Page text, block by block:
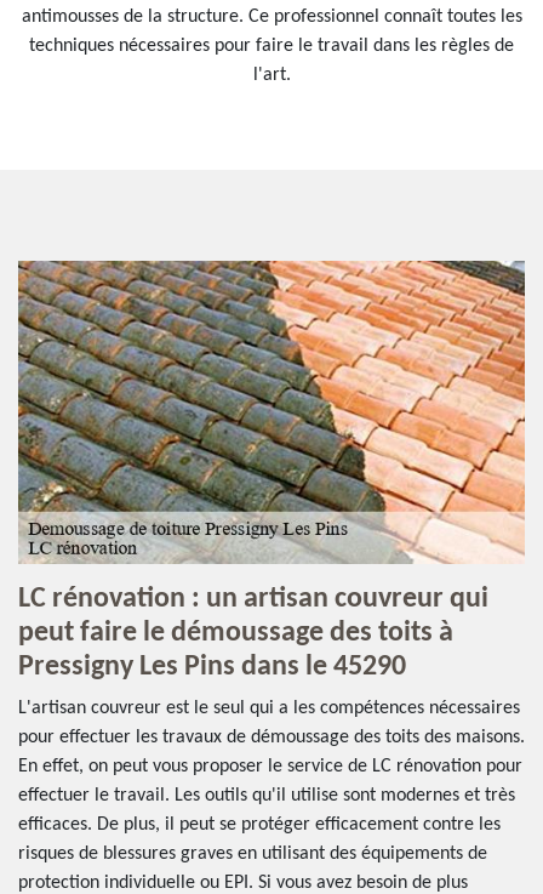
antimousses de la structure. Ce professionnel connaît toutes les
techniques nécessaires pour faire le travail dans les règles de
l'art.
LC rénovation : un artisan couvreur qui
peut faire le démoussage des toits à
Pressigny Les Pins dans le 45290
L'artisan couvreur est le seul qui a les compétences nécessaires
pour effectuer les travaux de démoussage des toits des maisons.
En effet, on peut vous proposer le service de LC rénovation pour
effectuer le travail. Les outils qu'il utilise sont modernes et très
efficaces. De plus, il peut se protéger efficacement contre les
risques de blessures graves en utilisant des équipements de
protection individuelle ou EPI. Si vous avez besoin de plus